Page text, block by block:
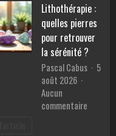
santé
mentale
Lithothérapie :
quelles pierres
pour retrouver
la sérénité ?
Pascal Cabus
5
août 2026
Aucun
commentaire